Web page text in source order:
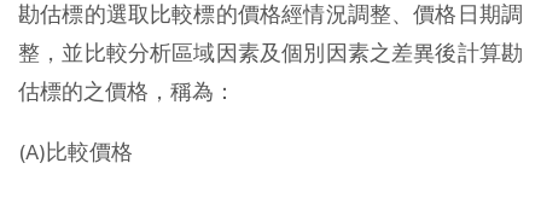
勘估標的選取比較標的價格經情況調整、價格日期調
整，並比較分析區域因素及個別因素之差異後計算勘
估標的之價格，稱為：
(A)比較價格